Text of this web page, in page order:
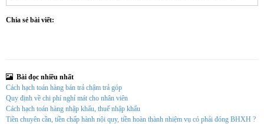
Chia sẻ bài viết:
Bài đọc nhiều nhất
Cách hạch toán hàng bán trả chậm trả góp
Quy định về chi phí nghỉ mát cho nhân viên
Cách hạch toán hàng nhập khẩu, thuế nhập khẩu
Tiền chuyên cần, tiền chấp hành nội quy, tiền hoàn thành nhiệm vụ có phải đóng BHXH ?